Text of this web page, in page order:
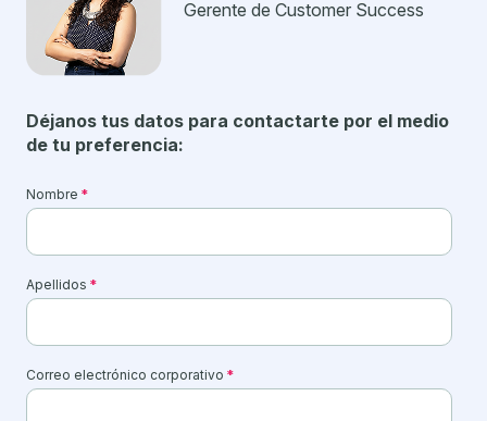
Gerente de Customer Success
Déjanos tus datos para contactarte por el medio
de tu preferencia:
Nombre *
Apellidos *
Correo electrónico corporativo *